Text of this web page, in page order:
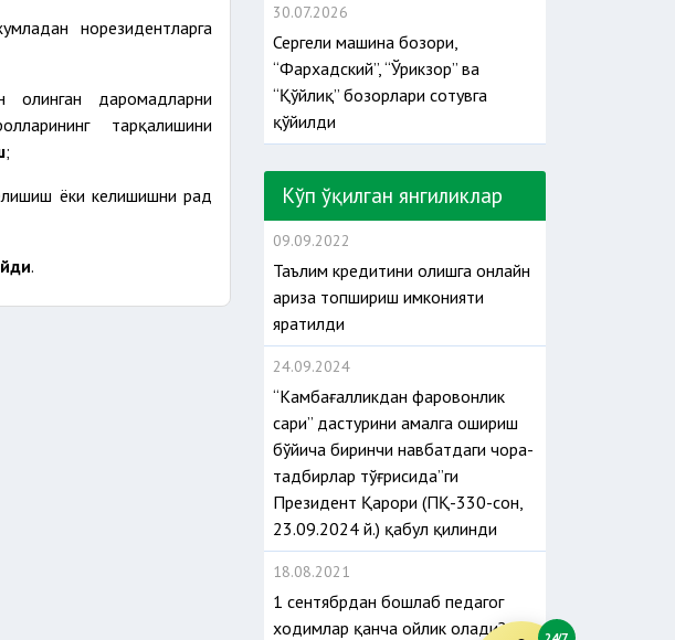
норезидентларга
олинган даромадларни
тарқалишини
;
ёки келишишни рад
.
30.07.2026
Сергели машина бозори,
“Фархадский”, “Ўрикзор” ва
“Қўйлиқ” бозорлари сотувга
қўйилди
Кўп ўқилган янгиликлар
09.09.2022
Таълим кредитини олишга онлайн
ариза топшириш имконияти
яратилди
24.09.2024
“Камбағалликдан фаровонлик
сари” дастурини амалга ошириш
бўйича биринчи навбатдаги чора-
тадбирлар тўғрисида”ги
Президент Қарори (ПҚ-330-сон,
23.09.2024 й.) қабул қилинди
18.08.2021
1 сентябрдан бошлаб педагог
ходимлар қанча ойлик олади?